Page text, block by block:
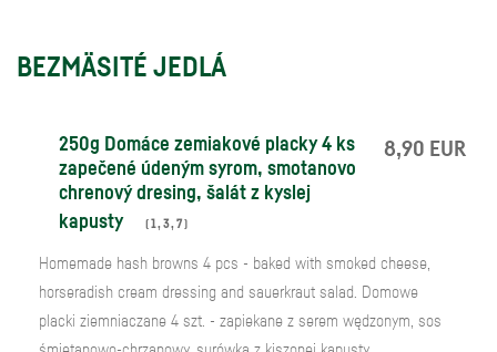
BEZMÄSITÉ JEDLÁ
250g Domáce zemiakové placky 4 ks
zapečené údeným syrom, smotanovo
chrenový dresing, šalát z kyslej
kapusty
(1,3,7)
8,90 EUR
Homemade hash browns 4 pcs - baked with smoked cheese,
horseradish cream dressing and sauerkraut salad. Domowe
placki ziemniaczane 4 szt. - zapiekane z serem wędzonym, sos